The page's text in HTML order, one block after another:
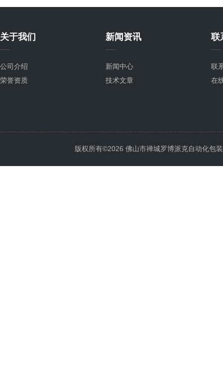
关于我们
公司介绍
荣誉资质
新闻资讯
新闻中心
技术文章
联
联
在
版权所有©2026 佛山市禅城罗博派克自动化